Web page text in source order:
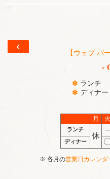
‹ 【ウェブ バ
-
✽ ランチ
✽ ディナ
月 火
ランチ
休
–
ディナー
※ 各月の営業日カレンダ